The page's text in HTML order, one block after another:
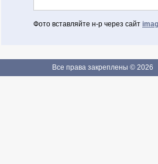
Фото вставляйте н-р через сайт
Если Вы зарегистрированы
Все права закреплены © 2026